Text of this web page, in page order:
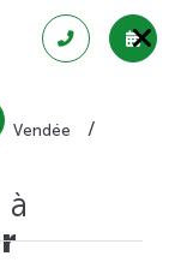
Vendée